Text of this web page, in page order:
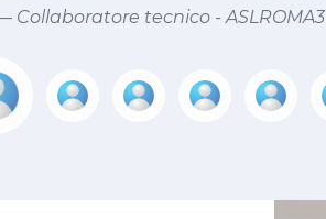
Collaboratore tecnico - ASLROMA3